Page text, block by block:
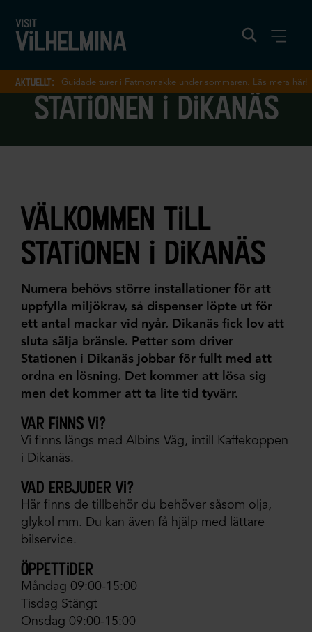
aktuellt: Guidade turer i Fatmomakke under sommaren. Läs mera här!
stationen i dikanäs
välkommen till
stationen i dikanäs
Numera behövs större installationer för att
uppfylla miljökrav, så dispenser löpte ut för
ett antal mackar vid nyår. Dikanäs fick lov att
sluta sälja bränsle. Petter som driver
Stationen i Dikanäs jobbar för fullt med att
ordna en lösning. Det kommer att lösa sig
men det kommer att ta lite tid tyvärr.
var finns vi?
Vi finns längs med Albins Väg, intill Kaffekoppen
i Dikanäs.
vad erbjuder vi?
Här finns de tillbehör du behöver såsom olja,
glykol mm. Du kan även få hjälp med lättare
bilservice.
öppettider
Måndag 09:00-15:00
Tisdag Stängt
Onsdag 09:00-15:00